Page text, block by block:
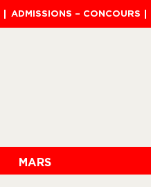
ADMISSIONS – CONCOURS
MARS